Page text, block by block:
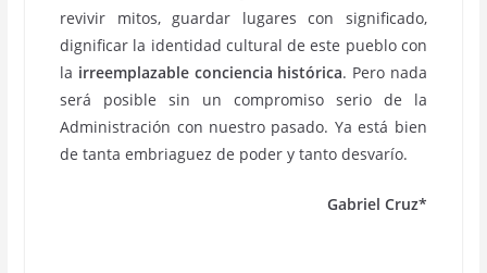
revivir mitos, guardar lugares con significado,
dignificar la identidad cultural de este pueblo con
la irreemplazable conciencia histórica. Pero nada
será posible sin un compromiso serio de la
Administración con nuestro pasado. Ya está bien
de tanta embriaguez de poder y tanto desvarío.
Gabriel Cruz*